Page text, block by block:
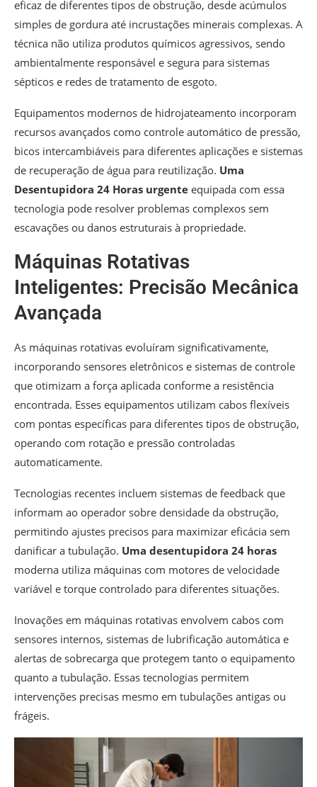
eficaz de diferentes tipos de obstrução, desde acúmulos
simples de gordura até incrustações minerais complexas. A
técnica não utiliza produtos químicos agressivos, sendo
ambientalmente responsável e segura para sistemas
sépticos e redes de tratamento de esgoto.
Equipamentos modernos de hidrojateamento incorporam
recursos avançados como controle automático de pressão,
bicos intercambiáveis para diferentes aplicações e sistemas
de recuperação de água para reutilização. Uma
Desentupidora 24 Horas urgente equipada com essa
tecnologia pode resolver problemas complexos sem
escavações ou danos estruturais à propriedade.
Máquinas Rotativas
Inteligentes: Precisão Mecânica
Avançada
As máquinas rotativas evoluíram significativamente,
incorporando sensores eletrônicos e sistemas de controle
que otimizam a força aplicada conforme a resistência
encontrada. Esses equipamentos utilizam cabos flexíveis
com pontas específicas para diferentes tipos de obstrução,
operando com rotação e pressão controladas
automaticamente.
Tecnologias recentes incluem sistemas de feedback que
informam ao operador sobre densidade da obstrução,
permitindo ajustes precisos para maximizar eficácia sem
danificar a tubulação. Uma desentupidora 24 horas
moderna utiliza máquinas com motores de velocidade
variável e torque controlado para diferentes situações.
Inovações em máquinas rotativas envolvem cabos com
sensores internos, sistemas de lubrificação automática e
alertas de sobrecarga que protegem tanto o equipamento
quanto a tubulação. Essas tecnologias permitem
intervenções precisas mesmo em tubulações antigas ou
frágeis.